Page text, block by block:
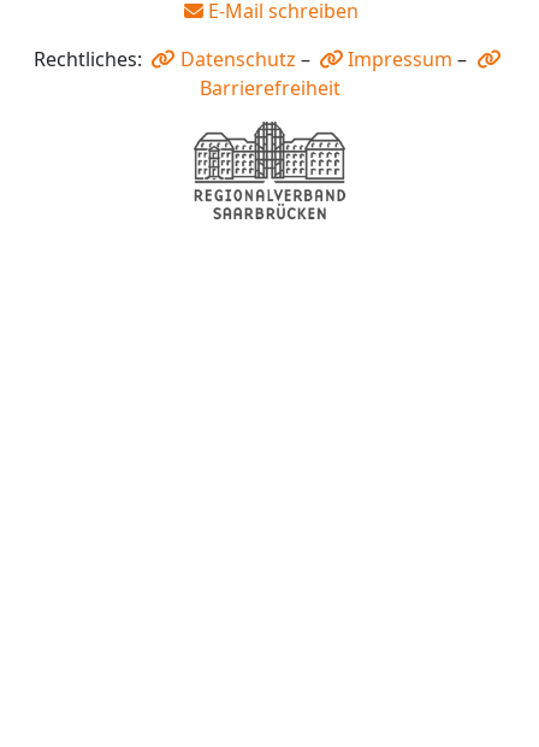
E-Mail schreiben
Rechtliches:
Datenschutz – Impressum –
Barrierefreiheit